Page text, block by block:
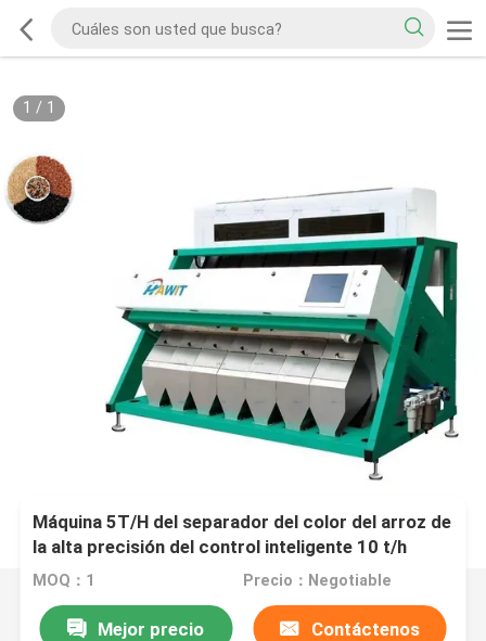
1 / 1
Máquina 5T/H del separador del color del arroz de
la alta precisión del control inteligente 10 t/h
MOQ：1 Precio：Negotiable
Mejor precio Contáctenos